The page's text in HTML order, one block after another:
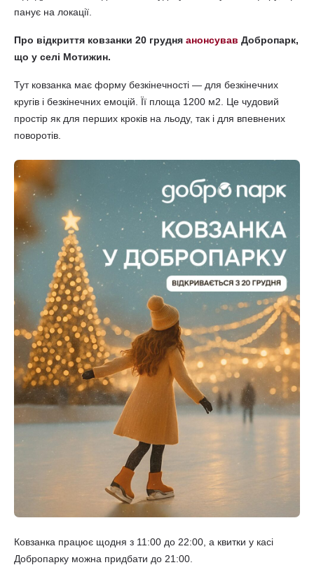
панує на локації.
Про відкриття ковзанки 20 грудня анонсував Добропарк,
що у селі Мотижин.
Тут ковзанка має форму безкінечності — для безкінечних
кругів і безкінечних емоцій. Її площа 1200 м2. Це чудовий
простір як для перших кроків на льоду, так і для впевнених
поворотів.
Ковзанка працює щодня з 11:00 до 22:00, а квитки у касі
Добропарку можна придбати до 21:00.